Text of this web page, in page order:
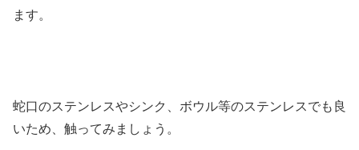
ます。
蛇口のステンレスやシンク、ボウル等のステンレスでも良
いため、触ってみましょう。